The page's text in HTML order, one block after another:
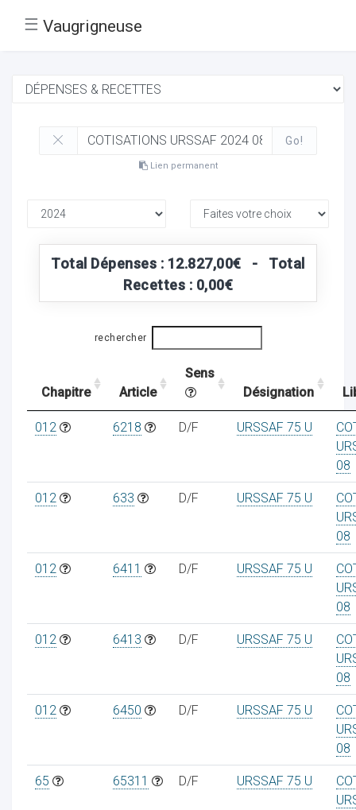
☰ Vaugrigneuse
Go!
Lien permanent
Total Dépenses : 12.827,00€ - Total
Recettes : 0,00€
rechercher
Chapitre Article
Sens
Désignation
012 6218 D/F URSSAF 75 U
08
012 633 D/F URSSAF 75 U
08
012 6411 D/F URSSAF 75 U
08
012 6413 D/F URSSAF 75 U
08
012 6450 D/F URSSAF 75 U
08
65 65311 D/F URSSAF 75 U